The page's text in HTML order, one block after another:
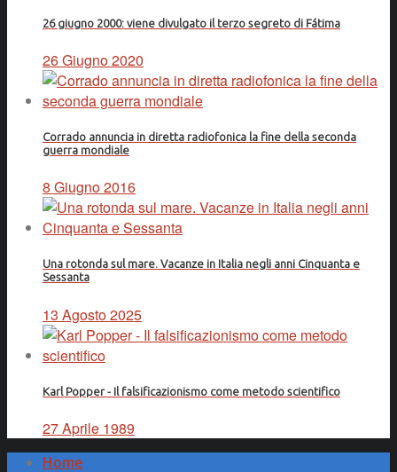
26 giugno 2000: viene divulgato il terzo segreto di Fátima
26 Giugno 2020
Corrado annuncia in diretta radiofonica la fine della seconda
guerra mondiale
8 Giugno 2016
Una rotonda sul mare. Vacanze in Italia negli anni Cinquanta e
Sessanta
13 Agosto 2025
Karl Popper - Il falsificazionismo come metodo scientifico
27 Aprile 1989
Home